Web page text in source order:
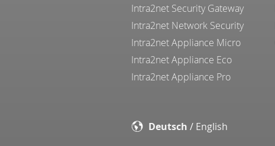
Intra2net Security Gateway
Intra2net Network Security
Intra2net Appliance Micro
Intra2net Appliance Eco
Intra2net Appliance Pro
Deutsch / English